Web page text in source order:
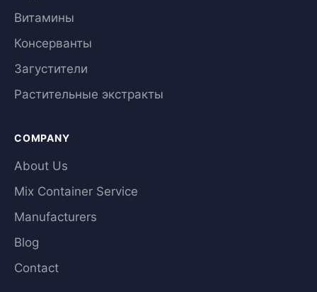
Витамины
Консерванты
Загустители
Растительные экстракты
COMPANY
About Us
Mix Container Service
Manufacturers
Blog
Contact